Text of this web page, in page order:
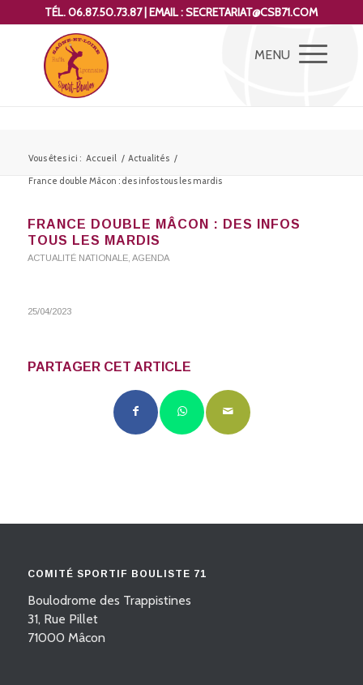
TÉL. 06.87.50.73.87 | EMAIL : SECRETARIAT@CSB71.COM
Vous êtes ici : Accueil / Actualités /
France double Mâcon : des infos tous les mardis
FRANCE DOUBLE MÂCON : DES INFOS
TOUS LES MARDIS
ACTUALITÉ NATIONALE, AGENDA
25/04/2023
PARTAGER CET ARTICLE
COMITÉ SPORTIF BOULISTE 71
Boulodrome des Trappistines
31, Rue Pillet
71000 Mâcon